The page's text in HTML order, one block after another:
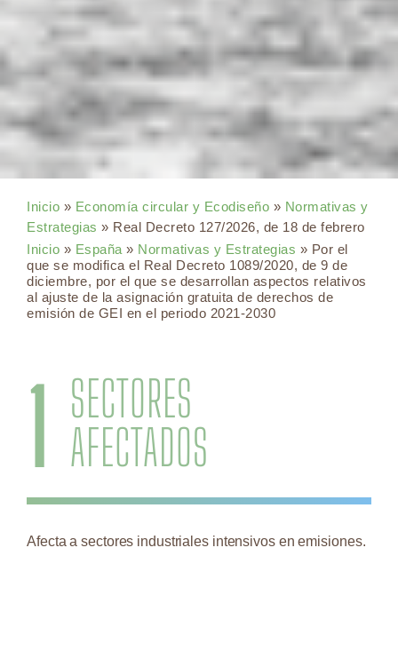
Inicio » Economía circular y Ecodiseño » Normativas y
Estrategias » Real Decreto 127/2026, de 18 de febrero
Inicio » España » Normativas y Estrategias » Por el
que se modifica el Real Decreto 1089/2020, de 9 de
diciembre, por el que se desarrollan aspectos relativos
al ajuste de la asignación gratuita de derechos de
emisión de GEI en el periodo 2021-2030
1 SECTORES
AFECTADOS
Afecta a sectores industriales intensivos en emisiones.